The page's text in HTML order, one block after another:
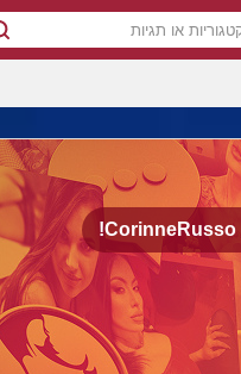
CorinneRusso!